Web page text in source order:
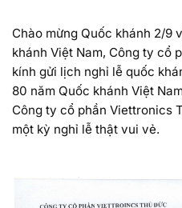
Chào mừng Quốc khánh 2/9
khánh Việt Nam, Công ty cổ
kính gửi lịch nghỉ lễ quốc
80 năm Quốc khánh Việt
Công ty cổ phần Viettronics
một kỳ nghỉ lễ thật vui vẻ.